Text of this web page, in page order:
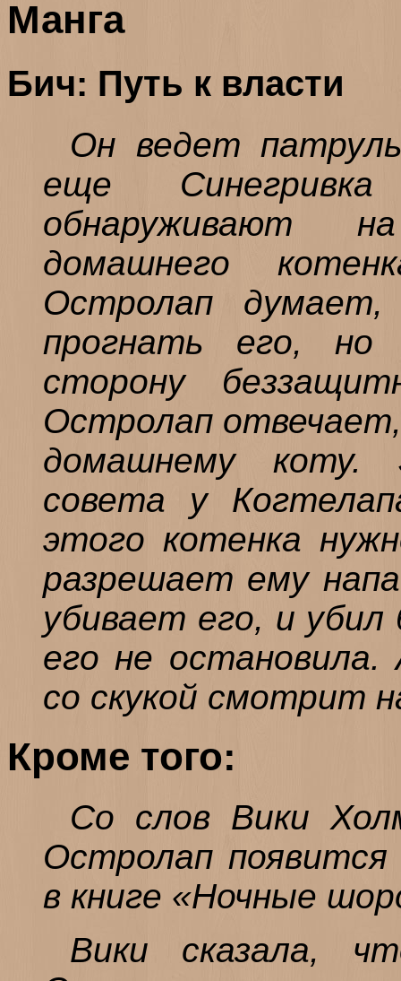
Манга
Бич: Путь к власти
Он ведет
еще
обнаруживают
домашнего
Остролап
прогнать его, но
сторону
Остролап
домашнему коту.
совета у
этого котенка
разрешает ему
убивает его, и
его не
со скукой смотрит
Кроме того:
Со слов Вики
Остролап появится
в книге «Ночные
Вики сказала,